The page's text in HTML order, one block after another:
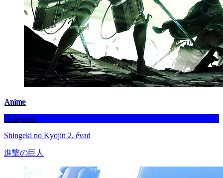
Anime
Befejezett
Shingeki no Kyojin 2. évad
進撃の巨人